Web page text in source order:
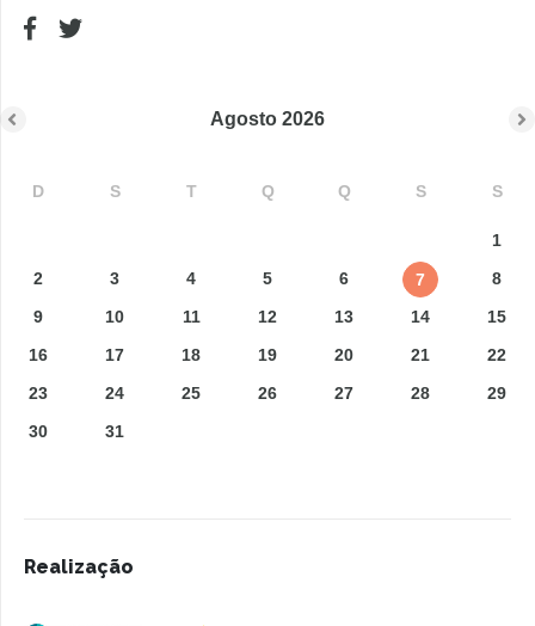
Agosto 2026
D S T Q Q S S
1
2
3 4 5 6 7
8
9
10 11 12 13 14
15
16
17 18 19 20 21
22
23
24 25 26 27 28
29
30
31
Realização